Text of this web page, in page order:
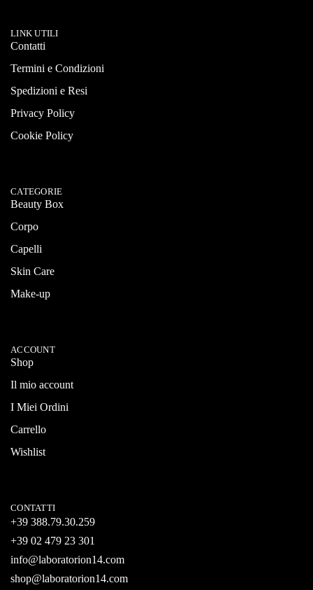
LINK UTILI
Contatti
Termini e Condizioni
Spedizioni e Resi
Privacy Policy
Cookie Policy
CATEGORIE
Beauty Box
Corpo
Capelli
Skin Care
Make-up
ACCOUNT
Shop
Il mio account
I Miei Ordini
Carrello
Wishlist
CONTATTI
+39 388.79.30.259
+39 02 479 23 301
info@laboratorion14.com
shop@laboratorion14.com